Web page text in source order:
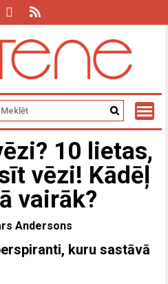
10 lietas,
vēzi! Kādēļ
vairāk?
Andersons
kuru sastāvā